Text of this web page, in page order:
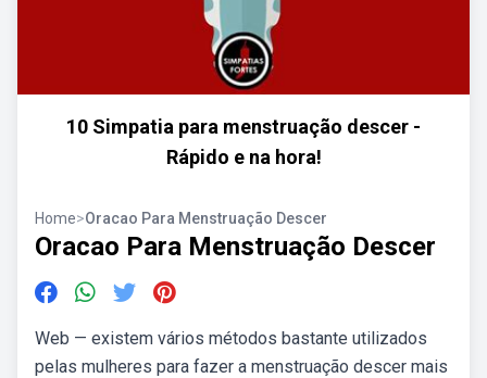
10 Simpatia para menstruação descer -
Rápido e na hora!
Home>Oracao Para Menstruação Descer
Oracao Para Menstruação Descer
Web — existem vários métodos bastante utilizados
pelas mulheres para fazer a menstruação descer mais